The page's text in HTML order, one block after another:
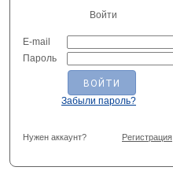
Войти
E-mail
Пароль
Забыли пароль?
Нужен аккаунт? Регистрация